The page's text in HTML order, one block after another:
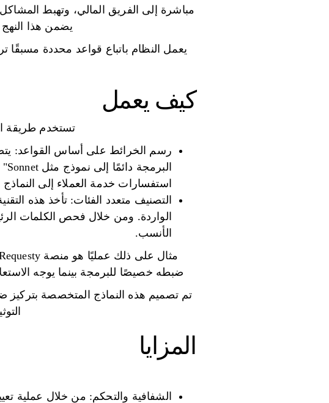
مباشرة إلى الفريق المالي، وتهبط المشاكل
يضمن هذا
يعمل النظام باتباع قواعد محددة مسبقًا
كيف يعمل
تستخدم طريقة
رسم الخرائط على أساس القواعد:
استفسارات خدمة العملاء إلى
التصنيف متعدد الفئات: تأخذ هذه
الواردة. ومن خلال فحص الكلمات
الأنسب.
ضبطه خصيصًا للبرمجة بينما يوجه
تم تصميم هذه النماذج المتخصصة بتركيز
المزايا
الشفافية والتحكم: من خلال عملية